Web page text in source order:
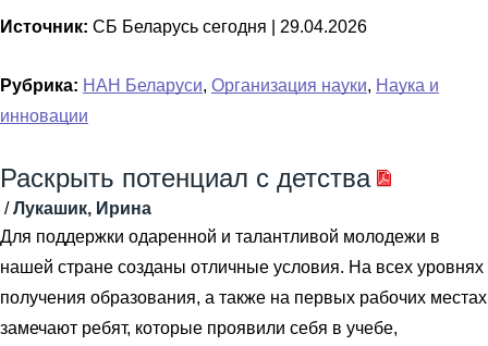
Источник: СБ Беларусь сегодня | 29.04.2026
Рубрика: НАН Беларуси, Организация науки, Наука и
инновации
Раскрыть потенциал с детства
/Лукашик, Ирина
Для поддержки одаренной и талантливой молодежи в
нашей стране созданы отличные условия. На всех уровнях
получения образования, а также на первых рабочих местах
замечают ребят, которые проявили себя в учебе,